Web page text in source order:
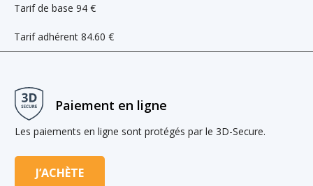
Tarif de base 94 €
Tarif adhérent 84.60 €
Paiement en ligne
Les paiements en ligne sont protégés par le 3D-Secure.
J’ACHÈTE